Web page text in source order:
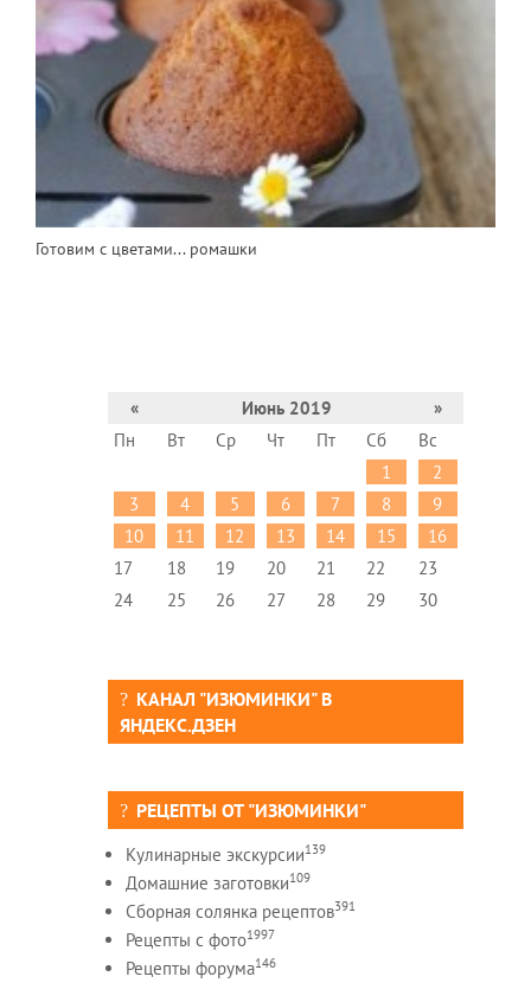
Готовим с цветами... ромашки
« Июнь 2019
»
Пн
Вт Ср Чт Пт Сб
Вс
1
2
3
4 5 6 7 8
9
10
11 12 13 14 15
16
17
18 19 20 21 22
23
24
25 26 27 28 29 30
КАНАЛ "ИЗЮМИНКИ" В
ЯНДЕКС.ДЗЕН
РЕЦЕПТЫ ОТ "ИЗЮМИНКИ"
Кулинарные экскурсии139
Домашние заготовки109
Сборная солянка рецептов391
Рецепты c фото1997
Рецепты форума146